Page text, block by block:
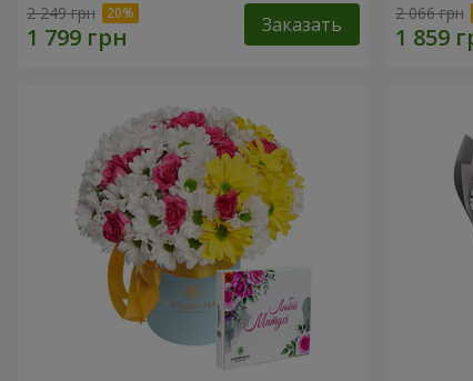
2 249 грн Заказать 2 066 грн